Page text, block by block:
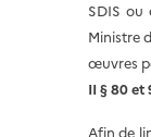
SDIS ou
Ministre
œuvres
II § 80 et